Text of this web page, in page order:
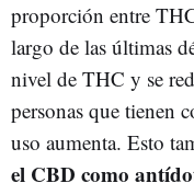
proporción entre
largo de las últimas
nivel de THC y se
personas que tienen
uso aumenta. Esto
el CBD como